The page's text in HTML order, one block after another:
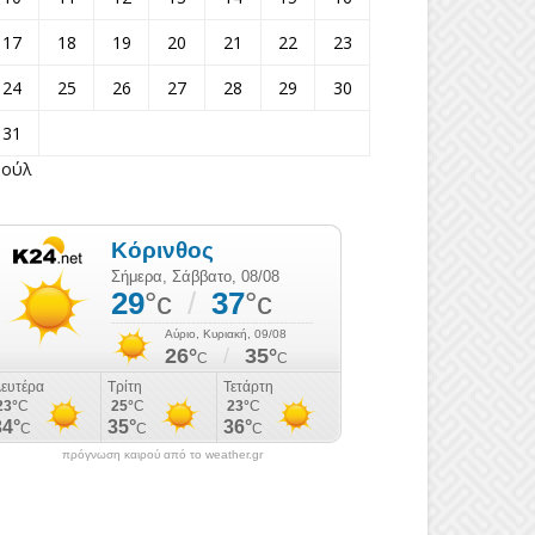
17
18 19 20 21 22
23
24
25 26 27 28 29
30
31
πρόγνωση καιρού από το weather.gr